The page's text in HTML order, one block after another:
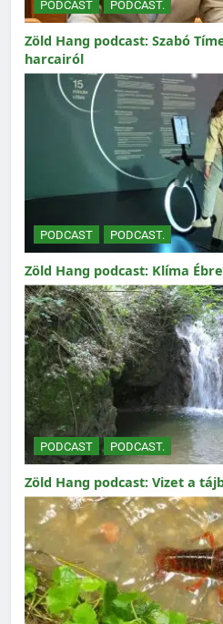
PODCAST PODCAST.
Zöld Hang podcast: Szabó
harcairól
PODCAST PODCAST.
Zöld Hang podcast: Klíma
PODCAST PODCAST.
Zöld Hang podcast: Vizet a